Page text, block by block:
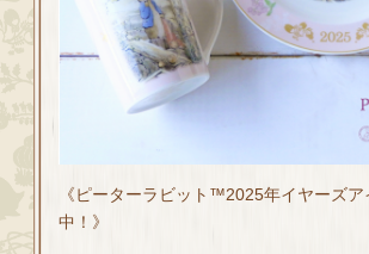
《ピーターラビット™2025年イヤーズア
中！》